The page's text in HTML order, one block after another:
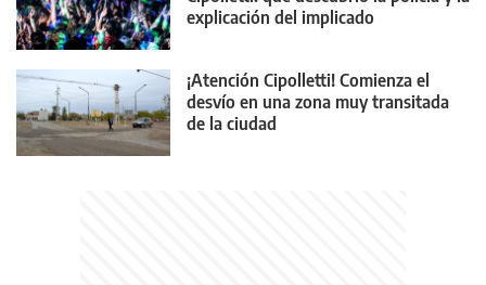
explicación del implicado
¡Atención Cipolletti! Comienza el
desvío en una zona muy transitada
de la ciudad